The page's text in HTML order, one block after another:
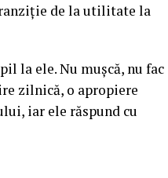
de la utilitate la
la ele. Nu mușcă, nu fac
zilnică, o apropiere
iar ele răspund cu